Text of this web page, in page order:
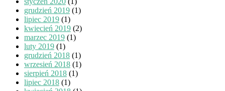
grudzień 2019 (1)
lipiec 2019 (1)
kwiecień 2019 (2)
marzec 2019 (1)
luty 2019 (1)
grudzień 2018 (1)
wrzesień 2018 (1)
sierpień 2018 (1)
lipiec 2018 (1)